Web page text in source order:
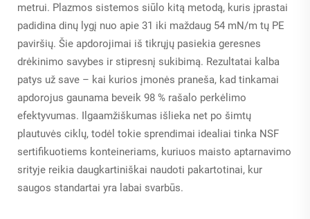
metrui. Plazmos sistemos siūlo kitą metodą, kuris įprastai
padidina dinų lygį nuo apie 31 iki maždaug 54 mN/m tų PE
paviršių. Šie apdorojimai iš tikrųjų pasiekia geresnes
drėkinimo savybes ir stipresnį sukibimą. Rezultatai kalba
patys už save – kai kurios įmonės praneša, kad tinkamai
apdorojus gaunama beveik 98 % rašalo perkėlimo
efektyvumas. Ilgaamžiškumas išlieka net po šimtų
plautuvės ciklų, todėl tokie sprendimai idealiai tinka NSF
sertifikuotiems konteineriams, kuriuos maisto aptarnavimo
srityje reikia daugkartiniškai naudoti pakartotinai, kur
saugos standartai yra labai svarbūs.